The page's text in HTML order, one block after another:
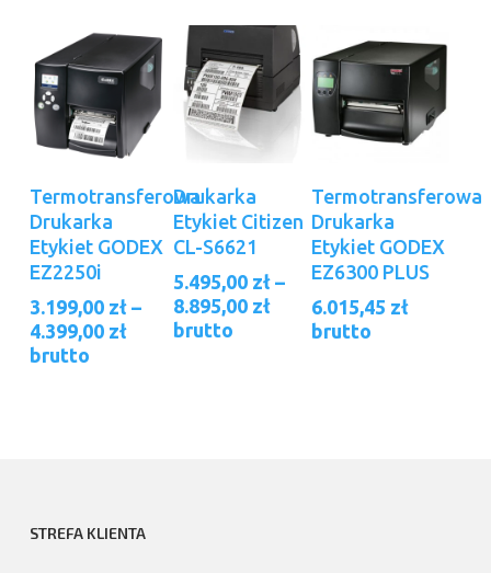
Wybierz Opcje
produkt
ma
wiele
wariantów.
Opcje
można
wybrać
Termotransferowa
Drukarka
Etykiet GODEX
EZ2250i
3.199,00 zł –
4.399,00 złZakres
brutto
Wybierz Opcje
produkt
ma
wiele
wariantów.
Opcje
można
Drukarka
Etykiet Citizen
CL-S6621
5.495,00 zł –
8.895,00 złZakres
brutto
Dodaj Do
Koszyka
Termotransferowa
Drukarka
Etykiet GODEX
EZ6300 PLUS
6.015,45 zł
brutto
STREFA KLIENTA